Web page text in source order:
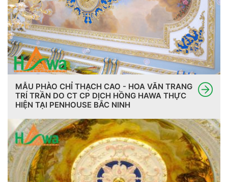
MẪU PHÀO CHỈ THẠCH CAO - HOA VĂN TRANG
TRÍ TRẦN DO CT CP DỊCH HỒNG HAWA THỰC
HIỆN TẠI PENHOUSE BẮC NINH